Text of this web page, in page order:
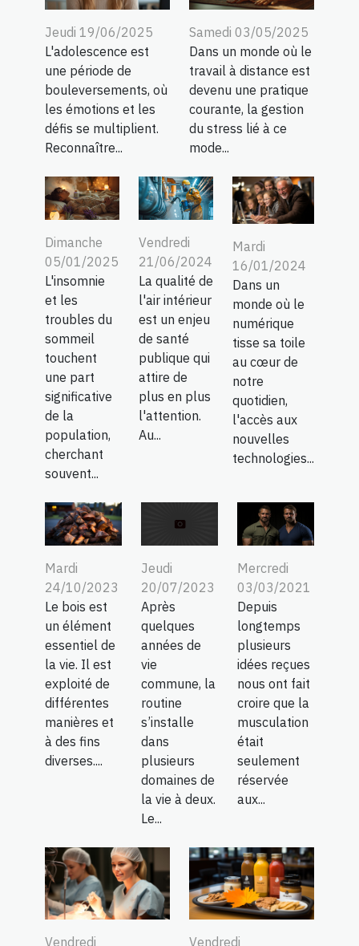
Jeudi 19/06/2025
L'adolescence est
une période de
bouleversements, où
les émotions et les
défis se multiplient.
Reconnaître...
Samedi 03/05/2025
Dans un monde où le
travail à distance est
devenu une pratique
courante, la gestion
du stress lié à ce
mode...
Dimanche
05/01/2025
L'insomnie
et les
troubles du
sommeil
touchent
une part
significative
de la
population,
cherchant
souvent...
Vendredi
21/06/2024
La qualité de
l'air intérieur
est un enjeu
de santé
publique qui
attire de
plus en plus
l'attention.
Au...
Mardi
16/01/2024
Dans un
monde où le
numérique
tisse sa toile
au cœur de
notre
quotidien,
l'accès aux
nouvelles
technologies...
Mardi
24/10/2023
Le bois est
un élément
essentiel de
la vie. Il est
exploité de
différentes
manières et
à des fins
diverses....
Jeudi
20/07/2023
Après
quelques
années de
vie
commune, la
routine
s’installe
dans
plusieurs
domaines de
la vie à deux.
Le...
Mercredi
03/03/2021
Depuis
longtemps
plusieurs
idées reçues
nous ont fait
croire que la
musculation
était
seulement
réservée
aux...
Vendredi
Vendredi